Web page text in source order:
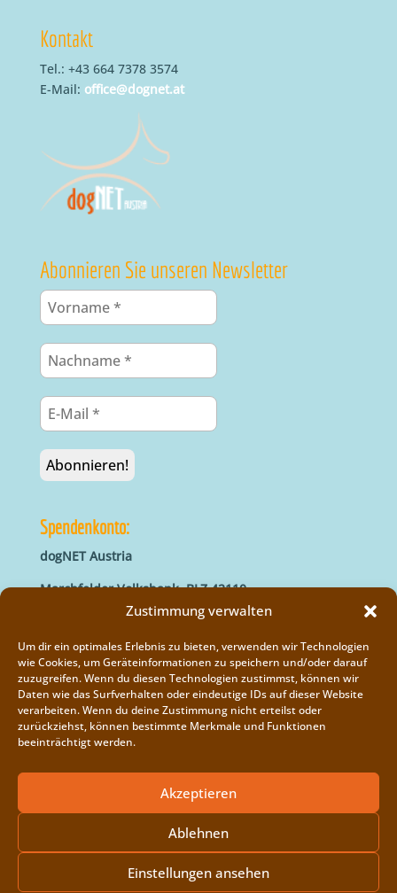
Zustimmung verwalten
Um dir ein optimales Erlebnis zu bieten, verwenden wir Technologien
wie Cookies, um Geräteinformationen zu speichern und/oder darauf
zuzugreifen. Wenn du diesen Technologien zustimmst, können wir
Daten wie das Surfverhalten oder eindeutige IDs auf dieser Website
verarbeiten. Wenn du deine Zustimmung nicht erteilst oder
zurückziehst, können bestimmte Merkmale und Funktionen
beeinträchtigt werden.
Akzeptieren
Ablehnen
Einstellungen ansehen
Kontakt
Tel.: +43 664 7378 3574
E-Mail: office@dognet.at
Abonnieren Sie unseren Newsletter
Spendenkonto:
dogNET Austria
Marchfelder Volksbank, BLZ 42110
IBAN: AT66 4211 0421 5000 0000
Cookie-Richtlinie (EU)